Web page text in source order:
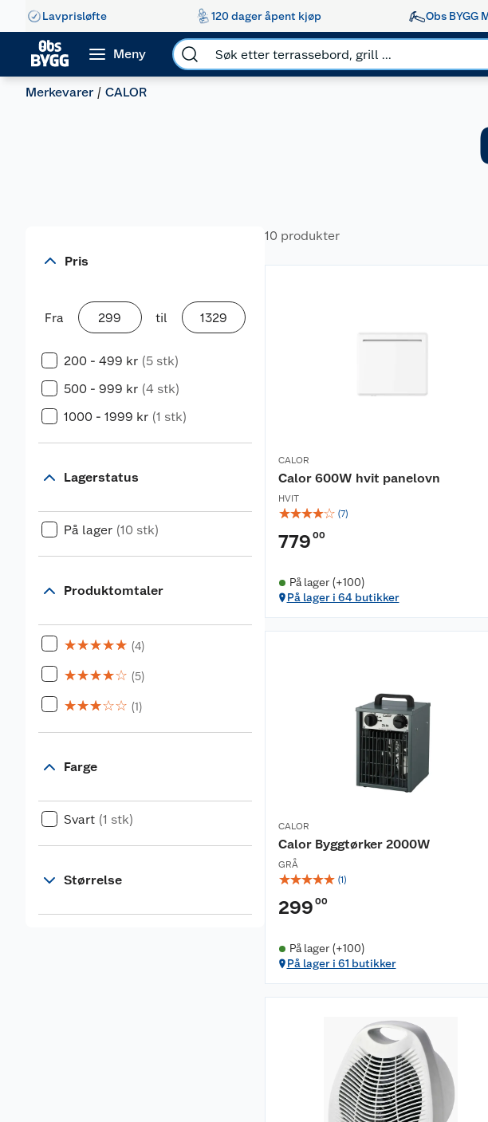
Lavprisløfte 120 dager åpent kjøp Obs BYGG
Meny
Merkevarer CALOR
Pris
Fra til
200 - 499 kr (5 stk)
500 - 999 kr (4 stk)
1000 - 1999 kr (1 stk)
Lagerstatus
På lager (10 stk)
Produktomtaler
☆☆☆☆☆ (4)
☆☆☆☆☆ (5)
☆☆☆☆☆ (1)
Farge
Svart (1 stk)
Størrelse
10 produkter
CALOR
Calor 600W hvit panelovn
HVIT
☆☆☆☆☆ (7)
779 00
På lager (+100)
På lager i 64 butikker
CALOR
Calor Byggtørker 2000W
GRÅ
☆☆☆☆☆ (1)
299 00
På lager (+100)
På lager i 61 butikker